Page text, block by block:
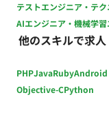
テストエンジニア・テ
AIエンジニア・機械学
他のスキルで求
PHPJavaRubyAndroid
Objective-CPython